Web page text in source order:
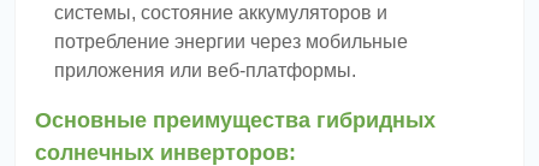
системы, состояние аккумуляторов и
потребление энергии через мобильные
приложения или веб-платформы.
Основные преимущества гибридных
солнечных инверторов: